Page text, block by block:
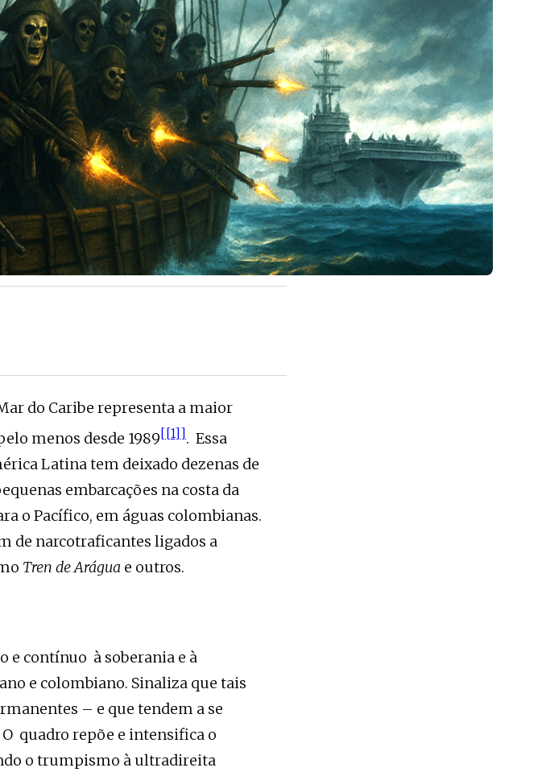
do Caribe representa a maior
menos desde 1989
[1]
. Essa
Latina tem deixado dezenas de
embarcações na costa da
o Pacífico, em águas colombianas.
de narcotraficantes ligados a
Tren de Arágua e outros.
e contínuo à soberania e à
e colombiano. Sinaliza que tais
– e que tendem a se
quadro repõe e intensifica o
o trumpismo à ultradireita